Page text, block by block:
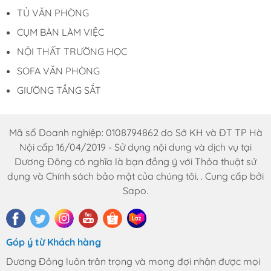
Hà Nội : A11 Xuân Phương Garden, đường
Nam Từ Liêm, Thành Phố Hà Nội.
HCM : 86 Nguyễn Thị Pha, ấp 6, xã Đông
Thạnh, Hóc Môn, TP HCM
Email : dautuduongdong@gmail.com
TỦ VĂN PHÒNG
CỤM BÀN LÀM VIỆC
NỘI THẤT TRƯỜNG HỌC
SOFA VĂN PHÒNG
GIƯỜNG TẦNG SẮT
Mã số Doanh nghiệp: 0108794862 do Sở KH và ĐT TP Hà
Nội cấp 16/04/2019 - Sử dụng nội dung và dịch vụ tại
Dương Đông có nghĩa là bạn đồng ý với Thỏa thuật sử
dụng và Chính sách bảo mật của chúng tôi. . Cung cấp bởi
Sapo.
Góp ý từ Khách hàng
Dương Đông luôn trân trọng và mong đợi nhận được mọi